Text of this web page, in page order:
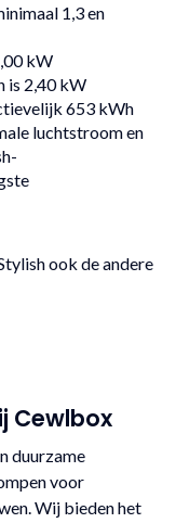
1,3 en
kW
is 2,40 kW
653 kWh
luchtstroom en
ook de andere
Cewlbox
duurzame
voor
Wij bieden het